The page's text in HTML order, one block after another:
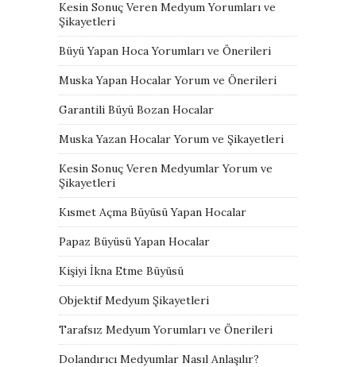
Kesin Sonuç Veren Medyum Yorumları ve
Şikayetleri
Büyü Yapan Hoca Yorumları ve Önerileri
Muska Yapan Hocalar Yorum ve Önerileri
Garantili Büyü Bozan Hocalar
Muska Yazan Hocalar Yorum ve Şikayetleri
Kesin Sonuç Veren Medyumlar Yorum ve
Şikayetleri
Kısmet Açma Büyüsü Yapan Hocalar
Papaz Büyüsü Yapan Hocalar
Kişiyi İkna Etme Büyüsü
Objektif Medyum Şikayetleri
Tarafsız Medyum Yorumları ve Önerileri
Dolandırıcı Medyumlar Nasıl Anlaşılır?